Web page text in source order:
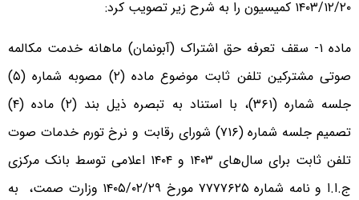
۱۴۰۳/۱۲/۲۰ کمیسیون را به شرح زیر تصویب کرد:
ماده ۱- سقف تعرفه حق اشتراک (آبونمان) ماهانه خدمت مکالمه
صوتی مشترکین تلفن ثابت موضوع ماده (۲) مصوبه شماره (۵)
جلسه شماره (۳۶۱)، با استناد به تبصره ذیل بند (۲) ماده (۴)
تصمیم جلسه شماره (۷۱۶) شورای رقابت و نرخ تورم خدمات صوت
تلفن ثابت برای سال‌های ۱۴۰۳ و ۱۴۰۴ اعلامی توسط بانک مرکزی
ج.ا.ا و نامه شماره ۷۷۷۷۶۲۵ مورخ ۱۴۰۵/۰۲/۲۹ وزارت صمت، به